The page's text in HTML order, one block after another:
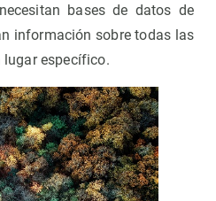
bases de datos de
información sobre todas las
lugar específico.